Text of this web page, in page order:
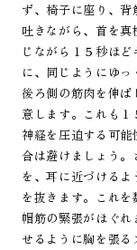
ず、椅子に座り、
吐きながら、首を
じながら１５秒ほ
に、同じようにゆ
後ろ側の筋肉を伸
意します。これも１
神経を圧迫する可
合は避けましょう
を、耳に近づける
を抜きます。これ
帽筋の緊張がほぐ
せるように胸を張